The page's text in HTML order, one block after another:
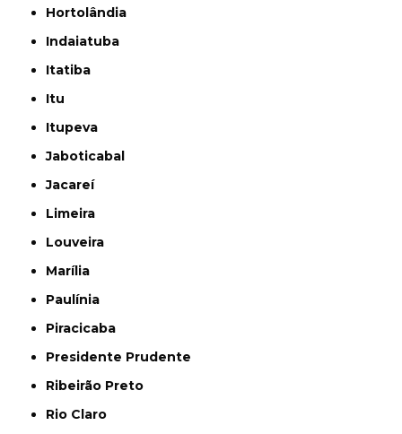
Hortolândia
Indaiatuba
Itatiba
Itu
Itupeva
Jaboticabal
Jacareí
Limeira
Louveira
Marília
Paulínia
Piracicaba
Presidente Prudente
Ribeirão Preto
Rio Claro